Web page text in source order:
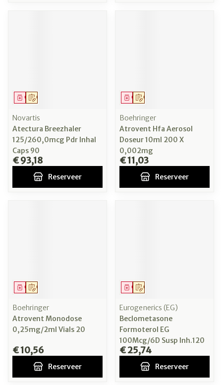
Op voorschrift
Geneesmiddel
Novartis
Atectura Breezhaler
125/260,0mcg Pdr Inhal
Caps 90
€ 93,18
Reserveer
Op voorschrift
Geneesmiddel
Boehringer
Atrovent Hfa Aerosol
Doseur 10ml 200 X
0,002mg
€ 11,03
Reserveer
Op voorschrift
Geneesmiddel
Boehringer
Atrovent Monodose
0,25mg/2ml Vials 20
€ 10,56
Reserveer
Op voorschrift
Geneesmiddel
Eurogenerics (EG)
Beclometasone
Formoterol EG
100Mcg/6D Susp Inh.120
€ 25,74
Reserveer